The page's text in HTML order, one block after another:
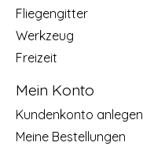
Fliegengitter
Werkzeug
Freizeit
Mein Konto
Kundenkonto anlegen
Meine Bestellungen